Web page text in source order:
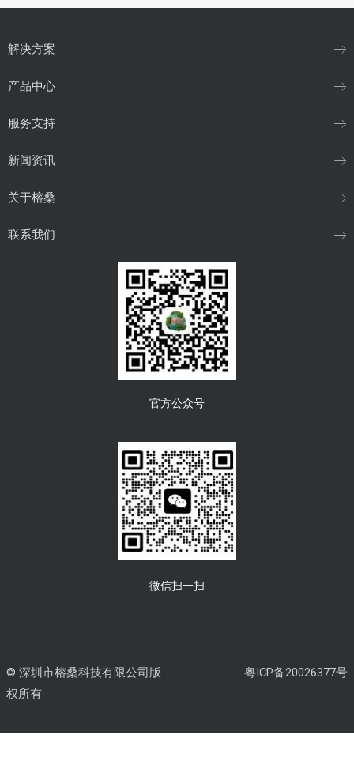
解决方案
产品中心
服务支持
新闻资讯
关于榕桑
联系我们
官方公众号
微信扫一扫
© 深圳市榕桑科技有限公司版
权所有
粤ICP备20026377号